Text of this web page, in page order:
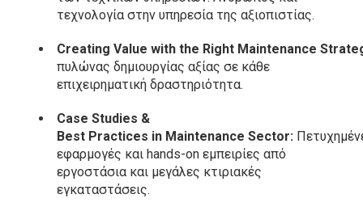
τεχνολογία στην υπηρεσία της αξιοπιστίας.
Creating Value with the Right Maintenance
πυλώνας δημιουργίας αξίας σε κάθε
επιχειρηματική δραστηριότητα.
Case Studies &
Best Practices in Maintenance Sector:
εφαρμογές και hands-on εμπειρίες από
εργοστάσια και μεγάλες κτιριακές
εγκαταστάσεις.